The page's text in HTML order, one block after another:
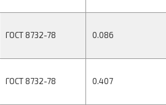
ГОСТ 8732-78 0.086
ГОСТ 8732-78 0.407